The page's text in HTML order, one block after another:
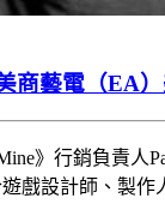
商藝電（EA
》行銷負責
戲設計師、製作